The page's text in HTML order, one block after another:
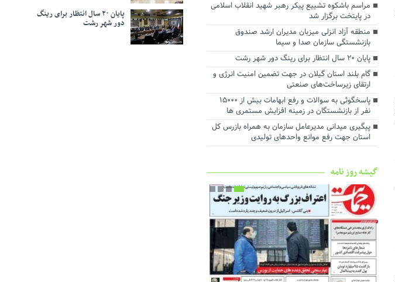
توسعه حمل‌ونقل، انرژی و صنعت در دستور کار
استانداری گیلان
رضایت بازنشستگان و بهبود معیشت و تکریم
آنها سرلوحه اهداف سازمانی است
مراسم باشکوه تشییع پیکر رهبر شهید انقلاب اسلامی
در پایتخت برگزار شد
منطقه آزاد انزلی میزبان مدیران ارشد صندوق
بازنشستگی سازمان صدا و سیما
پایان ۲۰ سال انتظار برای رینگ دور شهر رشت
گام بلند استان گیلان در جهت تضمین امنیت انرژی و
ارتقای زیرساخت‌های صنعتی
پاسخگوئی به سوالات و رفع ابهامات بیش از ۱۵۰۰۰
نفر از بازنشستگان در زمینه افزایش مستمری ها
پیگیری میدانی مدیرعامل سازمان به همراه بازرس کل
استان جهت رفع موانع واحدهای تولیدی
گیشه روز نامه
پایان ۲۰ سال انتظار برای رینگ
دور شهر رشت